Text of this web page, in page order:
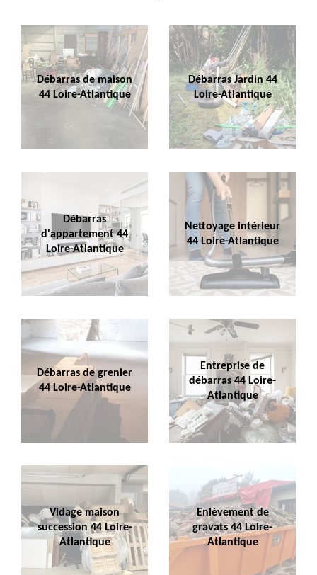
Débarras de maison
44 Loire-Atlantique
Débarras Jardin 44
Loire-Atlantique
Débarras
d'appartement 44
Loire-Atlantique
Nettoyage intérieur
44 Loire-Atlantique
Débarras de grenier
44 Loire-Atlantique
Entreprise de
débarras 44 Loire-
Atlantique
Vidage maison
succession 44 Loire-
Atlantique
Enlèvement de
gravats 44 Loire-
Atlantique